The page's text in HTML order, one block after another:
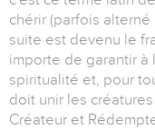
chérir (parfois alterné
suite est devenu le
importe de garantir à
spiritualité et, pour
doit unir les
Créateur et